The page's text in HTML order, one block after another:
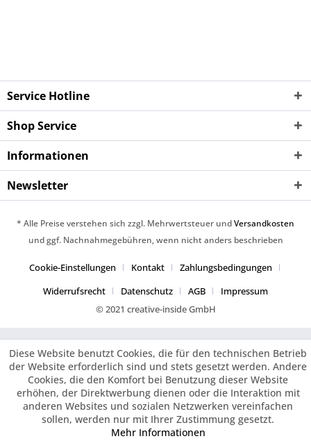
Service Hotline
Shop Service
Informationen
Newsletter
* Alle Preise verstehen sich zzgl. Mehrwertsteuer undVersandkosten
und ggf. Nachnahmegebühren, wenn nicht anders beschrieben
Cookie-Einstellungen Kontakt
Zahlungsbedingungen
Widerrufsrecht
Datenschutz AGB
Impressum
© 2021 creative-inside GmbH
Diese Website benutzt Cookies, die für den technischen Betrieb
der Website erforderlich sind und stets gesetzt werden. Andere
Cookies, die den Komfort bei Benutzung dieser Website
erhöhen, der Direktwerbung dienen oder die Interaktion mit
anderen Websites und sozialen Netzwerken vereinfachen
sollen, werden nur mit Ihrer Zustimmung gesetzt.
Mehr Informationen